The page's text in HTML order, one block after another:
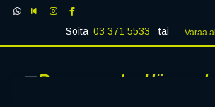
Soita 03 371 5533 tai Varaa
Rengascenter